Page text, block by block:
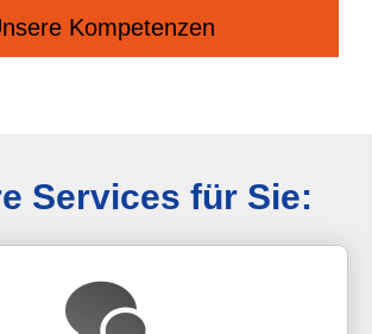
Kompetenzen
Services für Sie: